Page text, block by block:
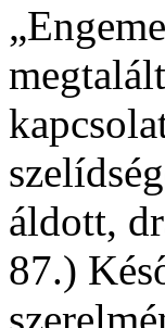
áldott,
87.)